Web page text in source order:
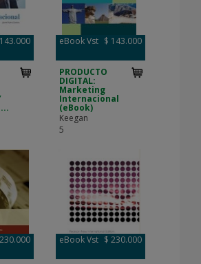
eBook Vst $ 143.000
PRODUCTO
DIGITAL:
Marketing
Internacional
(eBook)
Keegan
5
eBook Vst $ 230.000